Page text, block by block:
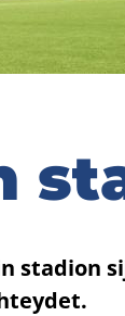
sta­dion